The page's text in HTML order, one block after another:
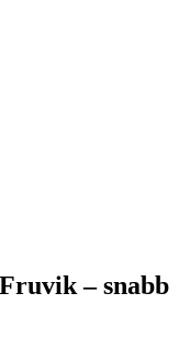
– snabb